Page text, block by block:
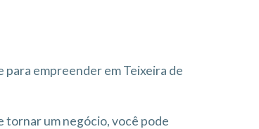
para empreender em Teixeira de
tornar um negócio, você pode